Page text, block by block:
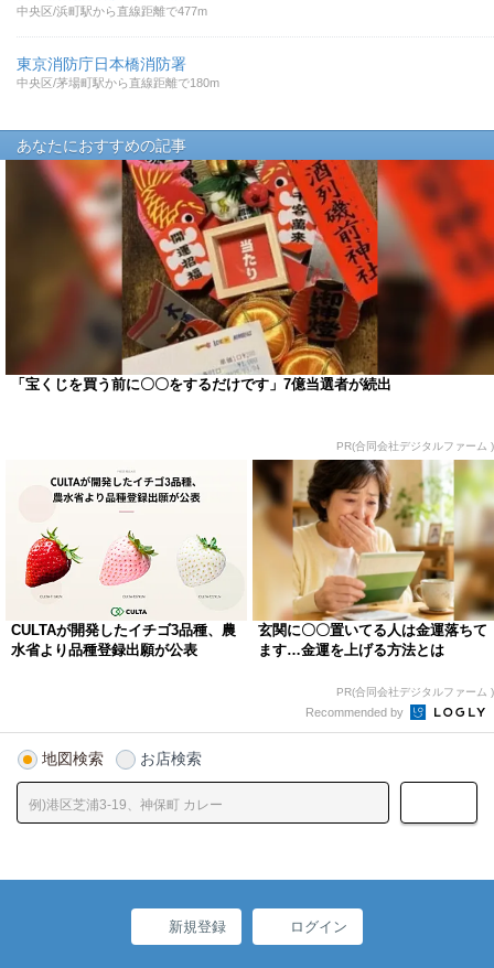
中央区/浜町駅から直線距離で477m
東京消防庁日本橋消防署
中央区/茅場町駅から直線距離で180m
あなたにおすすめの記事
「宝くじを買う前に〇〇をするだけです」7億当選者が続出
PR(合同会社デジタルファーム )
CULTAが開発したイチゴ3品種、農
水省より品種登録出願が公表
玄関に〇〇置いてる人は金運落ちて
ます…金運を上げる方法とは
PR(合同会社デジタルファーム )
Recommended by
地図検索 お店検索
新規登録 ログイン